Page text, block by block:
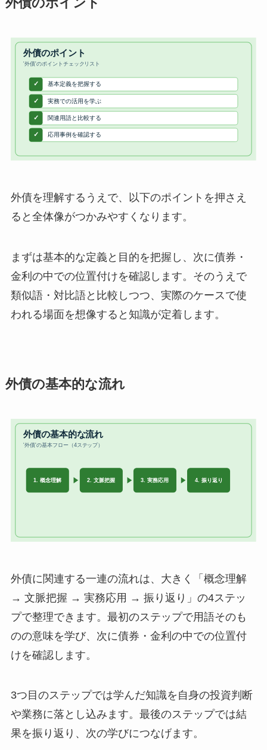
外債のポイント
外債を理解するうえで、以下のポイントを押さえ
ると全体像がつかみやすくなります。
まずは基本的な定義と目的を把握し、次に債券・
金利の中での位置付けを確認します。そのうえで
類似語・対比語と比較しつつ、実際のケースで使
われる場面を想像すると知識が定着します。
外債の基本的な流れ
外債に関連する一連の流れは、大きく「概念理解
→ 文脈把握 → 実務応用 → 振り返り」の4ステッ
プで整理できます。最初のステップで用語そのも
のの意味を学び、次に債券・金利の中での位置付
けを確認します。
3つ目のステップでは学んだ知識を自身の投資判断
や業務に落とし込みます。最後のステップでは結
果を振り返り、次の学びにつなげます。